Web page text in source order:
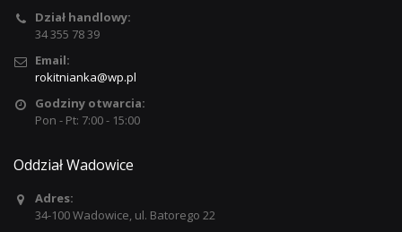
Dział handlowy:
34 355 78 39
Email:
rokitnianka@wp.pl
Godziny otwarcia:
Pon - Pt: 7:00 - 15:00
Oddział Wadowice
Adres:
34-100 Wadowice, ul. Batorego 22